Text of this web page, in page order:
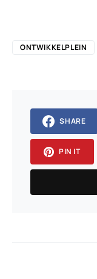
ONTWIKKELPLEIN
SHARE
PIN IT